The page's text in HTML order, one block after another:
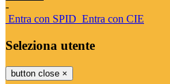
-
Entra con SPID Entra con CIE
Seleziona utente
button close ×